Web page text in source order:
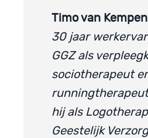
Timo van Kempen
30 jaar
GGZ als
sociotherapeut
hij als
Geestelijk